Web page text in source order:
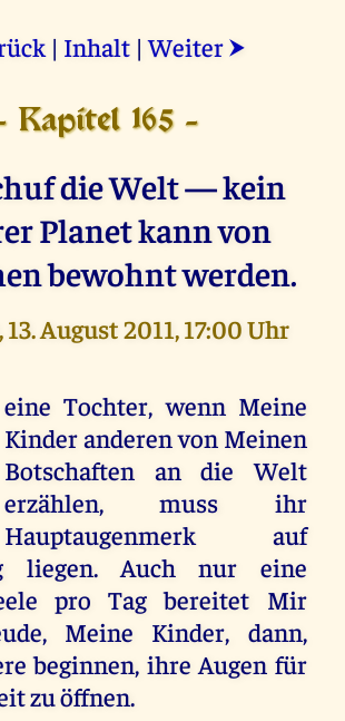
| Inhalt |Weiter ⮞
Kapitel 165 -
die Welt — kein
Planet kann von
bewohnt werden.
August 2011, 17:00 Uhr
eine Tochter, wenn Meine
Kinder anderen von Meinen
Botschaften an die Welt
erzählen, muss ihr
Hauptaugenmerk auf
liegen. Auch nur eine
pro Tag bereitet Mir
Meine Kinder, dann,
beginnen, ihre Augen für
zu öffnen.